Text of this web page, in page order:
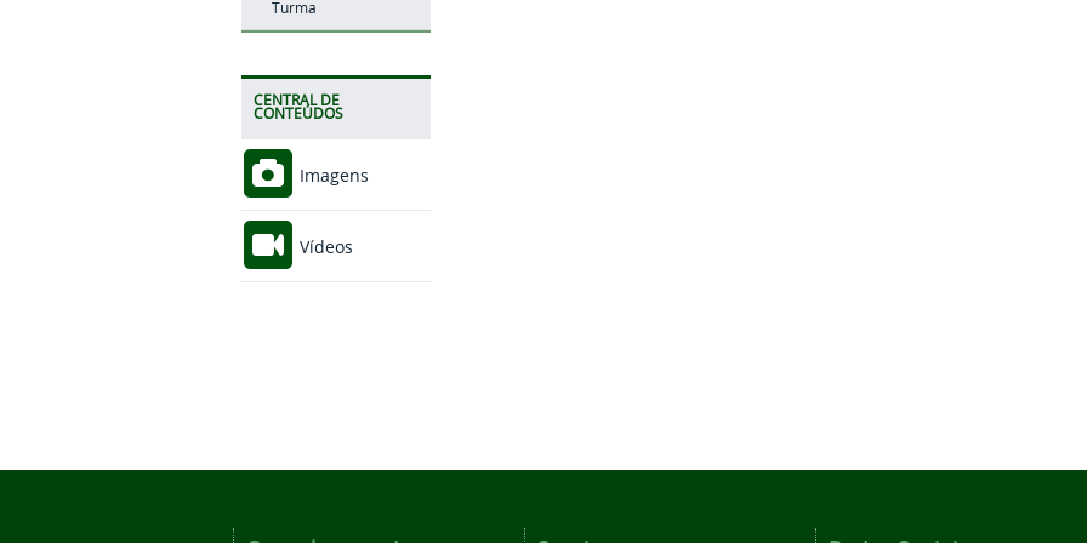
Turma
CENTRAL DE
CONTEÚDOS
Imagens
Vídeos